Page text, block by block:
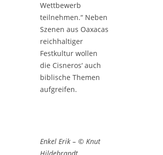
Wettbewerb
teilnehmen.“ Neben
Szenen aus Oaxacas
reichhaltiger
Festkultur wollen
die Cisneros‘ auch
biblische Themen
aufgreifen.
Enkel Erik – © Knut